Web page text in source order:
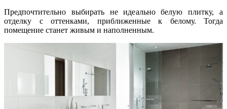
Предпочтительно выбирать не идеально белую плитку, а
отделку с оттенками, приближенные к белому. Тогда
помещение станет живым и наполненным.